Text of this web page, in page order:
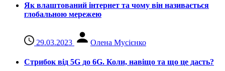
Як влаштований інтернет та чому він називається
глобальною мережею
29.03.2023 Олена Мусієнко
Стрибок від 5G до 6G. Коли, навіщо та що це даcть?